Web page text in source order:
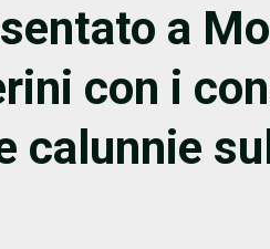
a
con i
calunnie